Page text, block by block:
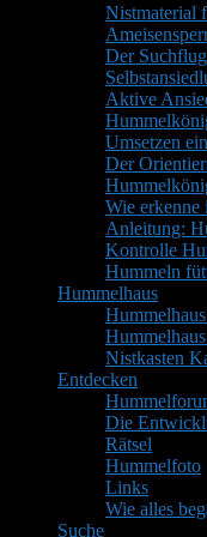
Nistmaterial
Der
Aktive
Umsetzen
Der
Wie erkenne
Anleitung:
Kontrolle
Hummeln
Hummelhaus
Nistkasten
Entdecken
Die
Rätsel
Hummelfoto
Links
Wie alles
Suche